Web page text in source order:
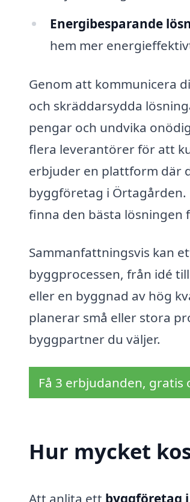
Energibesparande
hem mer
Genom att kommunicera
och skräddarsydda
pengar och undvika
flera leverantörer för att
erbjuder en plattform där
byggföretag i
finna den bästa lösningen
Sammanfattningsvis kan
byggprocessen, från idé
eller en byggnad av hög
planerar små eller stora
byggpartner du väljer.
Få 3 erbjudanden,
Hur mycket
Att anlita ett byggföretag